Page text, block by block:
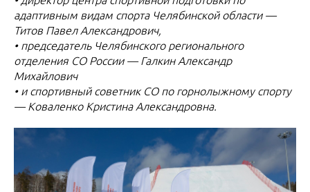
адаптивным видам спорта Челябинской области —
Титов Павел Александрович,
• председатель Челябинского регионального
отделения СО России — Галкин Александр
Михайлович
• и спортивный советник СО по горнолыжному спорту
— Коваленко Кристина Александровна.